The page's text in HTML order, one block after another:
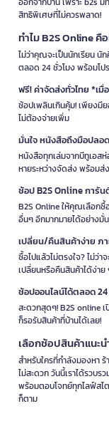
สิทธิพิเศษที่ไม่ควรพลาด!
ทำไม B2S Online
ไม่ว่าคุณจะเป็นนักเรียน
ตลอด 24 ชั่วโมง พร้อมโป
ฟรี! ค่าจัดส่งทั่วไทย *เ
ช้อปเพลินเกินคุ้ม! เพียงมี
ไม่ต้องจ่ายเพิ่ม
มั่นใจ หนังสือถึงมือปลอ
หนังสือทุกเล่มจากบีทูเอส
หายระหว่างจัดส่ง พร้อม
ช้อป B2S Online การั
B2S Online ให้คุณเลือกซื้
อื่นๆ อีกมากมายได้อย่างมั่
เปลี่ยน/คืนสินค้าง่าย ภา
ซื้อไปแล้วไม่ตรงใจ? ไม่ว่
เปลี่ยนหรือคืนสินค้าได้ง่าย
ช้อปออนไลน์ได้ตลอด
สะดวกสุดๆ! B2S online
ก็รอรับสินค้าที่บ้านได้เลย!
เลือกช้อปสินค้าแนะ
สำหรับใครที่กำลังมองหา
ไม่สะดวก วันนี้เราได้รวบ
พร้อมตอบโจทย์ทุกไลฟ์สไ
ก็ตาม